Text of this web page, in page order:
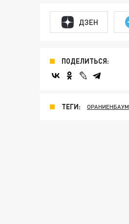
ДЗЕН
ПОДЕЛИТЬСЯ:
ТЕГИ: ОРАНИЕНБАУМ